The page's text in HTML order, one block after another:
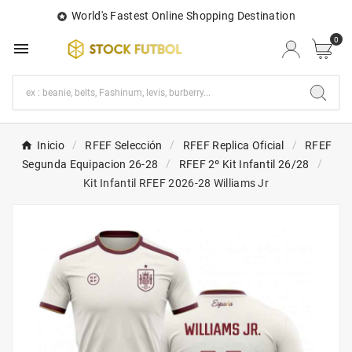
 World's Fastest Online Shopping Destination
 0
Inicio RFEF Selección RFEF Replica Oficial
RFEF
Segunda Equipacion 26-28
RFEF 2º Kit Infantil 26/28
Kit Infantil RFEF 2026-28 Williams Jr